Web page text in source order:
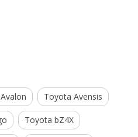
Toyota Avensis
Toyota bZ4X